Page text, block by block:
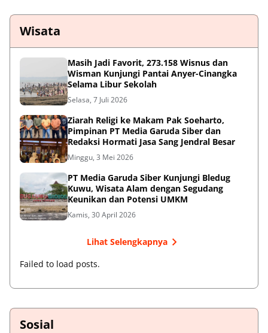
Wisata
Masih Jadi Favorit, 273.158 Wisnus dan
Wisman Kunjungi Pantai Anyer-Cinangka
Selama Libur Sekolah
Selasa, 7 Juli 2026
Ziarah Religi ke Makam Pak Soeharto,
Pimpinan PT Media Garuda Siber dan
Redaksi Hormati Jasa Sang Jendral Besar
Minggu, 3 Mei 2026
PT Media Garuda Siber Kunjungi Bledug
Kuwu, Wisata Alam dengan Segudang
Keunikan dan Potensi UMKM
Kamis, 30 April 2026
Lihat Selengkapnya
Failed to load posts.
Sosial